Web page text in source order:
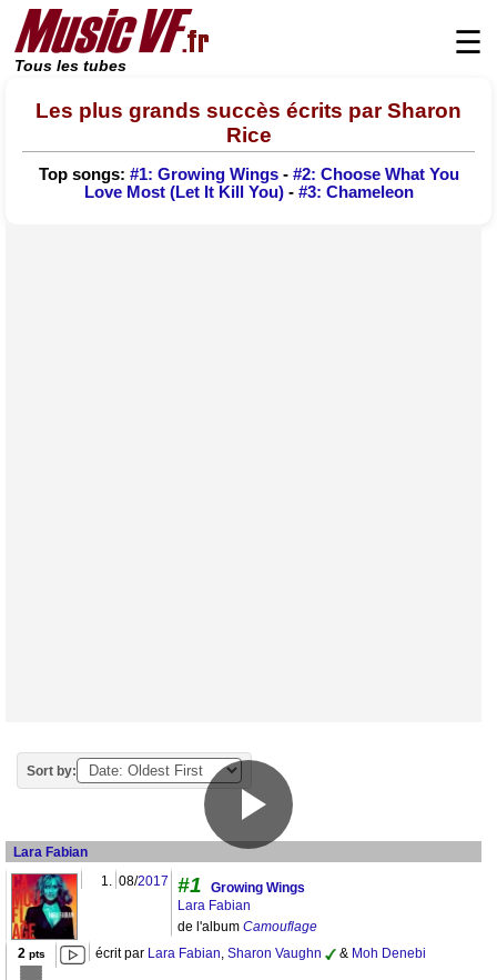
Tous les tubes
☰
Les plus grands succès écrits par Sharon
Rice
Top songs: #1: Growing Wings- #2: Choose What You
Love Most (Let It Kill You)- #3: Chameleon
Sort by:
Lara Fabian
1. 08/2017 #1
Growing Wings
Lara Fabian
de l'album Camouflage
2 pts écrit par Lara Fabian, Sharon Vaughn & Moh Denebi